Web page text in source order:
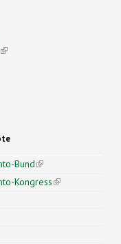
(link is external)
Bund(link is
external)
Kongress(link is
is external)